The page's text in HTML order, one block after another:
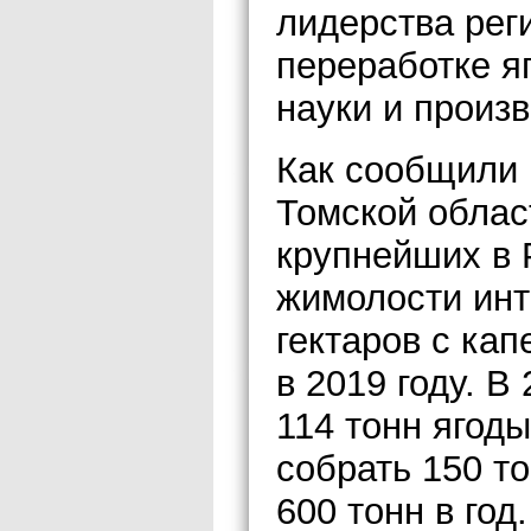
лидерства
переработке
науки и
Как сообщили
Томской
крупнейших
жимолости
гектаров с
в 2019 году. В
114 тонн
собрать 150
600 тонн в